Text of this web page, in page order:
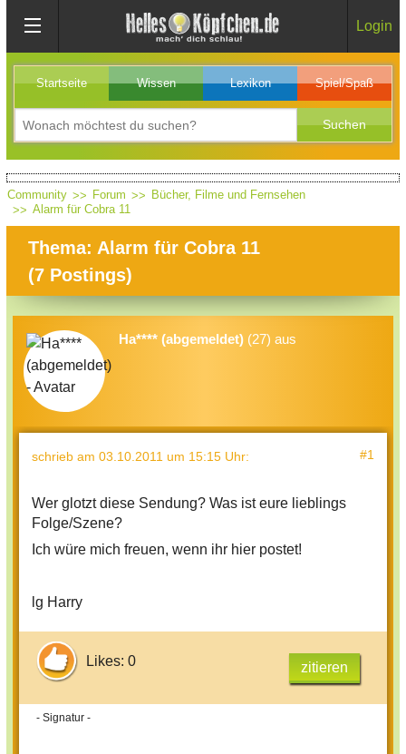
Login
Startseite Wissen Lexikon Spiel/Spaß
Community Forum
Bücher, Filme und Fernsehen
Alarm für Cobra 11
Thema: Alarm für Cobra 11
(7 Postings)
Ha**** (abgemeldet) (27) aus
schrieb am 03.10.2011 um 15:15 Uhr: #1
Wer glotzt diese Sendung? Was ist eure lieblings
Folge/Szene?
Ich würe mich freuen, wenn ihr hier postet!
lg Harry
Likes: 0 zitieren
- Signatur -